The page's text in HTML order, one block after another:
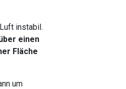
instabil.
einen
Fläche
um